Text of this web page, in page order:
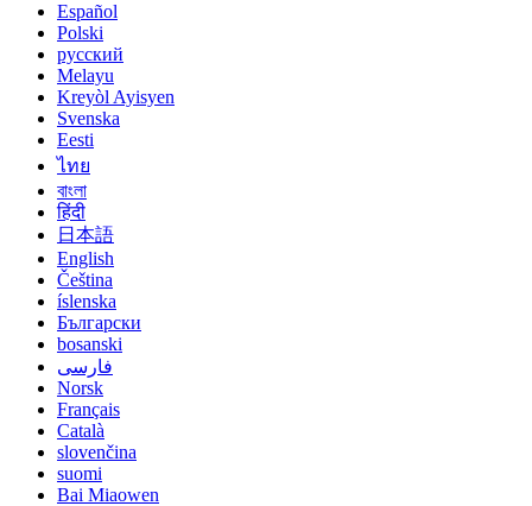
Español
Polski
русский
Melayu
Kreyòl Ayisyen
Svenska
Eesti
ไทย
বাংলা
हिंदी
日本語
English
Čeština
íslenska
Български
bosanski
فارسی
Norsk
Français
Català
slovenčina
suomi
Bai Miaowen